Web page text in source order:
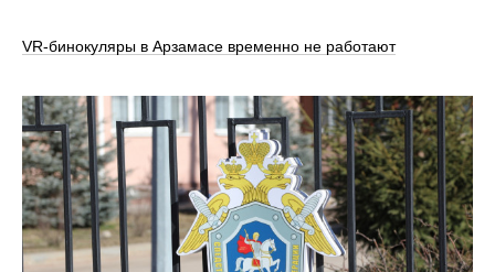
VR‑бинокуляры в Арзамасе временно не работают